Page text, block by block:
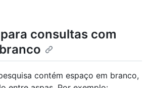
consultas com
contém espaço em branco,